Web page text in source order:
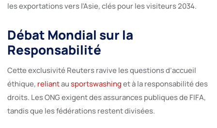
les exportations vers l’Asie, clés pour les visiteurs 2034.
Débat Mondial sur la
Responsabilité
Cette exclusivité Reuters ravive les questions d’accueil
éthique, reliantausportswashinget à la responsabilité des
droits. Les ONG exigent des assurances publiques de FIFA,
tandis que les fédérations restent divisées.